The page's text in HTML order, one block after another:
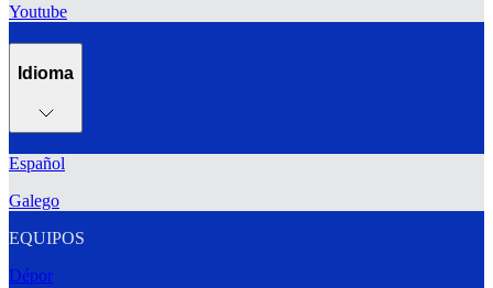
Youtube
Idioma
Español
Galego
EQUIPOS
Dépor